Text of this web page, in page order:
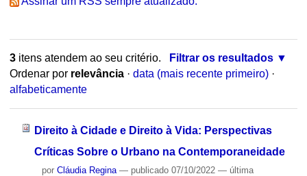
3itens atendem ao seu critério.
Filtrar os resultados
Ordenar por relevância · data (mais recente primeiro) ·
alfabeticamente
Direito à Cidade e Direito à Vida: Perspectivas
Críticas Sobre o Urbano na Contemporaneidade
por Cláudia Regina — publicado07/10/2022 — última